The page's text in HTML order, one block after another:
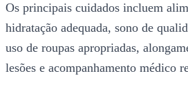
Os principais cuidados incluem
hidratação adequada, sono de
uso de roupas apropriadas,
lesões e acompanhamento médico